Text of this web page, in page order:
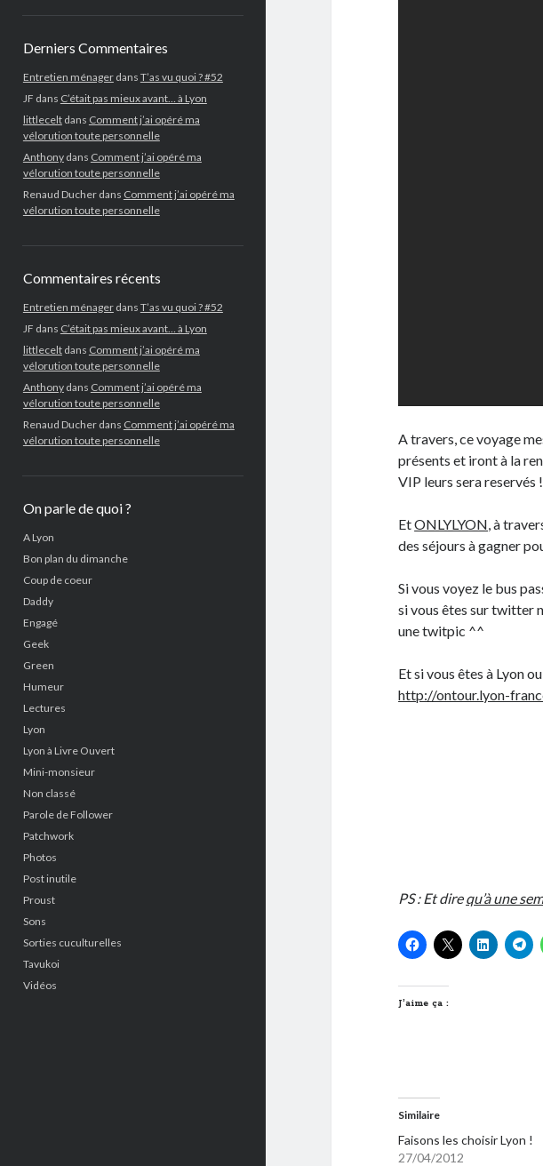
Derniers Commentaires
Entretien ménagerdans T’as vu quoi ? #52
JF dans C’était pas mieux avant… à Lyon
littleceltdans Comment j’ai opéré ma
vélorution toute personnelle
Anthonydans Comment j’ai opéré ma
vélorution toute personnelle
Renaud Ducherdans Comment j’ai opéré ma
vélorution toute personnelle
Commentaires récents
Entretien ménagerdans T’as vu quoi ? #52
JF dans C’était pas mieux avant… à Lyon
littleceltdans Comment j’ai opéré ma
vélorution toute personnelle
Anthonydans Comment j’ai opéré ma
vélorution toute personnelle
Renaud Ducherdans Comment j’ai opéré ma
vélorution toute personnelle
On parle de quoi ?
A Lyon
Bon plan du dimanche
Coup de coeur
Daddy
Engagé
Geek
Green
Humeur
Lectures
Lyon
Lyon à Livre Ouvert
Mini-monsieur
Non classé
Parole de Follower
Patchwork
Photos
Post inutile
Proust
Sons
Sorties cuculturelles
Tavukoi
Vidéos
A travers, ce voyage
présents et iront à la
VIP leurs sera reservés !
EtONLYLYON , à
des séjours à gagner
Si vous voyez le bus
si vous êtes sur twitter
une twitpic ^^
Et si vous êtes à Lyon
http://ontour.lyon-
PS : Et direqu’à une
J’aime ça :
Similaire
Faisons les choisir Lyon !
27/04/2012